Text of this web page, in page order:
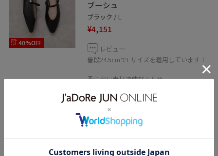
40%OFF
ブーシュ
ブラック / L
¥4,151
レビュー
普段24.5cmでLサイズを着用しています！
柔らかい素材で伸びるため、
ストラップ部分は調節が出来ないため
甲が高い方は少し窮屈かもしれません。